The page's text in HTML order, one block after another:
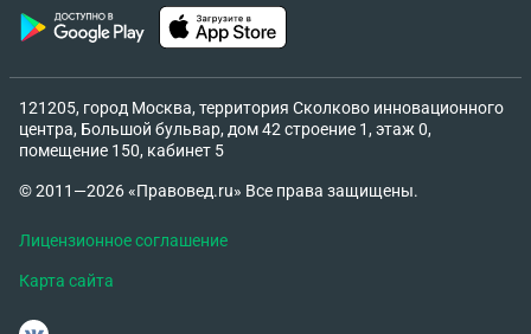
121205, город Москва, территория Сколково инновационного
центра, Большой бульвар, дом 42 строение 1, этаж 0,
помещение 150, кабинет 5
© 2011—2026 «Правовед.ru» Все права защищены.
Лицензионное соглашение
Карта сайта